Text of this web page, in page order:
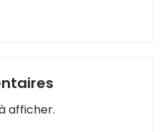
afficher.